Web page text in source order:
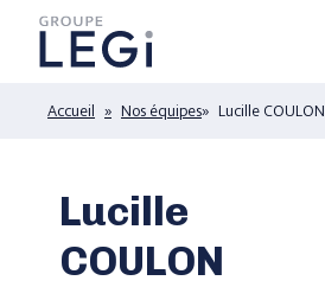
À PROPOS GROUPE LÉGI
NOS ACTUALITÉS
NOUS CONTACTER
Accueil Nos équipes Lucille COULON
Lucille
COULON